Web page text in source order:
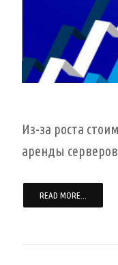
Из-за роста
аренды
READ MORE...